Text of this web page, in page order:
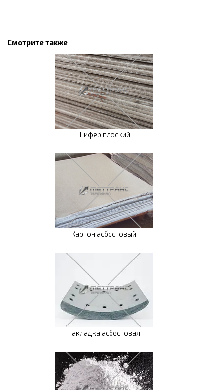
Смотрите также
Шифер плоский
Картон асбестовый
Накладка асбестовая